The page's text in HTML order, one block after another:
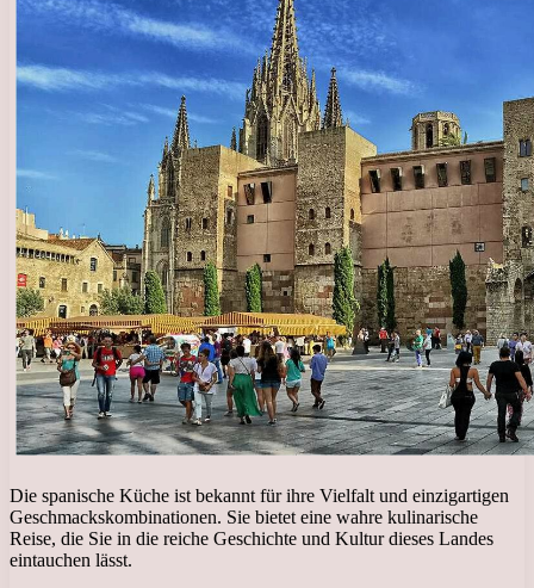
Die spanische Küche ist bekannt für ihre Vielfalt und einzigartigen
Geschmackskombinationen. Sie bietet eine wahre kulinarische
Reise, die Sie in die reiche Geschichte und Kultur dieses Landes
eintauchen lässt.